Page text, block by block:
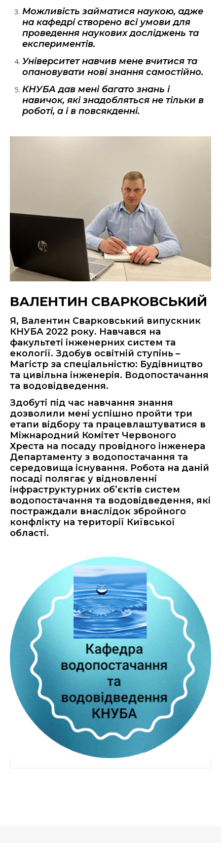
Можливість займатися наукою, адже
на кафедрі створено всі умови для
проведення наукових досліджень та
експериментів.
Університет навчив мене вчитися та
опановувати нові знання самостійно.
КНУБА дав мені багато знань і
навичок, які знадобляться не тільки в
роботі, а і в повсякденні.
ВАЛЕНТИН СВАРКОВСЬКИЙ
Я, Валентин Сварковський випускник
КНУБА 2022 року. Навчався на
факультеті інженерних систем та
екології. Здобув освітній ступінь –
Магістр за спеціальністю: Будівництво
та цивільна інженерія. Водопостачання
та водовідведення.
Здобуті під час навчання знання
дозволили мені успішно пройти три
етапи відбору та працевлаштуватися в
Міжнародний Комітет Червоного
Хреста на посаду провідного інженера
Департаменту з водопостачання та
середовища існування. Робота на даній
посаді полягає у відновленні
інфраструктурних об’єктів систем
водопостачання та водовідведення, які
постраждали внаслідок збройного
конфлікту на території Київської
області.